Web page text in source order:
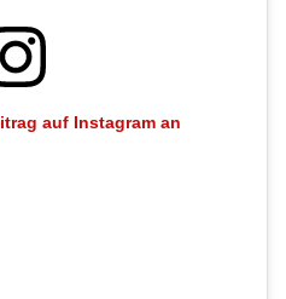
auf Instagram an